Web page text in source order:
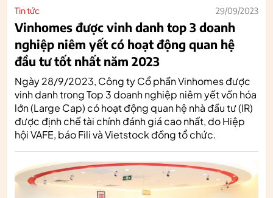
Tin tức 29/09/2023
Vinhomes được vinh danh top 3 doanh
nghiệp niêm yết có hoạt động quan hệ
đầu tư tốt nhất năm 2023
Ngày 28/9/2023, Công ty Cổ phần Vinhomes được
vinh danh trong Top 3 doanh nghiệp niêm yết vốn hóa
lớn (Large Cap) có hoạt động quan hệ nhà đầu tư (IR)
được định chế tài chính đánh giá cao nhất, do Hiệp
hội VAFE, báo Fili và Vietstock đồng tổ chức.